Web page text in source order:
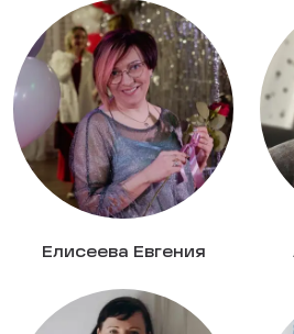
Елисеева Евгения